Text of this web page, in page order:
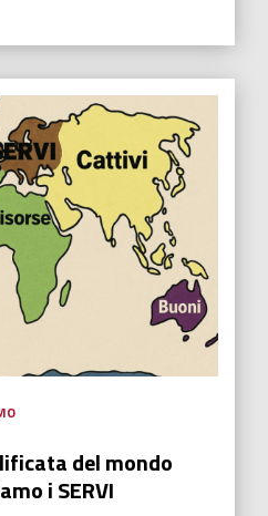
è fatta di un elenco infinito di
spiega l’artista Jago.
SFERICA ,FUTURABILITY,